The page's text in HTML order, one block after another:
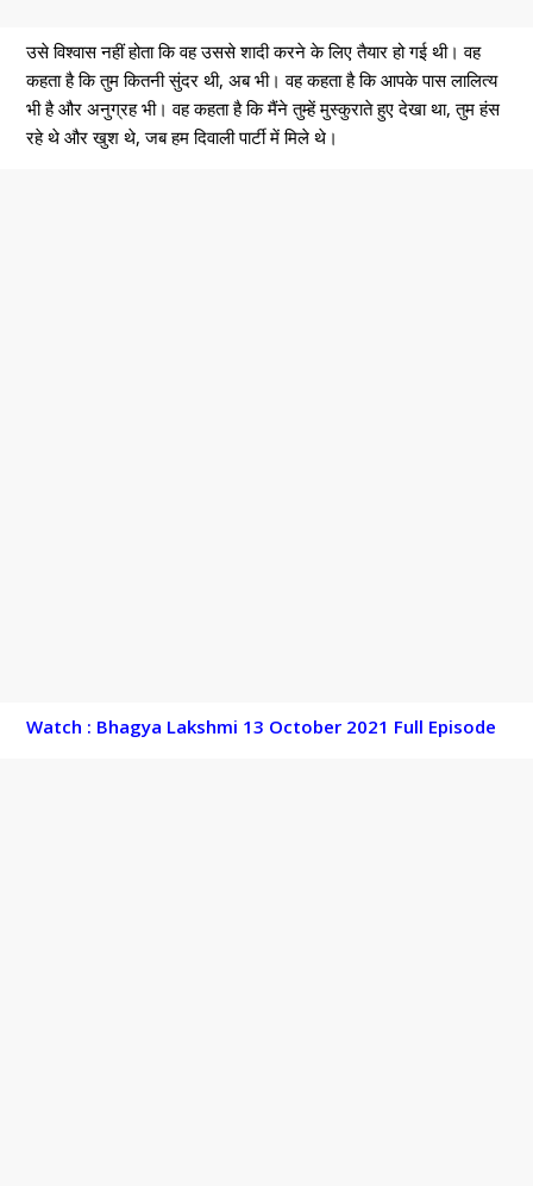
उसे विश्वास नहीं होता कि वह उससे शादी करने के लिए तैयार हो गई थी। वह
कहता है कि तुम कितनी सुंदर थी, अब भी। वह कहता है कि आपके पास लालित्य
भी है और अनुग्रह भी। वह कहता है कि मैंने तुम्हें मुस्कुराते हुए देखा था, तुम हंस
रहे थे और खुश थे, जब हम दिवाली पार्टी में मिले थे।
Watch : Bhagya Lakshmi 13 October 2021 Full Episode